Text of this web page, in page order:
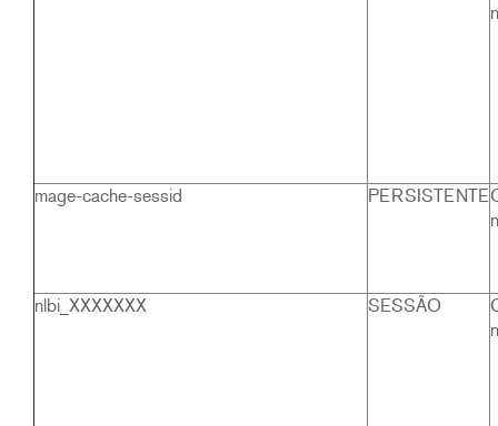
mage-cache-sessid PERSISTENTE
nlbi_XXXXXXX SESSÃO